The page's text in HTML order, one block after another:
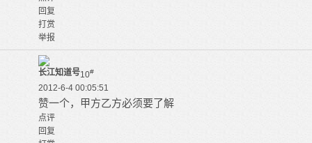
回复
打赏
举报
长江知道号10#
2012-6-4 00:05:51
赞一个，甲方乙方必须要了解
点评
回复